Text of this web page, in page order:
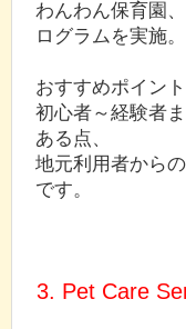
わんわん保育園
ログラムを実施。
おすすめポイン
初心者～経験者
ある点、
地元利用者から
です。
3. Pet Care